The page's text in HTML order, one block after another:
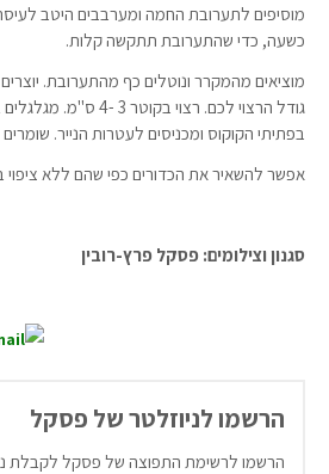
מוסיפים לתערובת החמה ומערבבים היטב
כשעה, כדי שהתערובת תתקשה קלות.
מוציאים מהמקרר ונוטלים כף מהתערובת.
גודל הרצוי לכם. רצוי
בפתיתי הקוקוס ומכניסים לעטרות הנייר.
אפשר להשאיר את הכדורים כפי שהם ללא ציפוי
סגנון וצילומים: פסקל פרץ-רובין
הרשמו לניוזלטר של פסקל
הרשמו לרשימת התפוצה של פסקל לקבלת